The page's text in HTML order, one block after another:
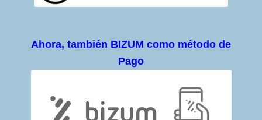
Ahora, también BIZUM como método de
Pago